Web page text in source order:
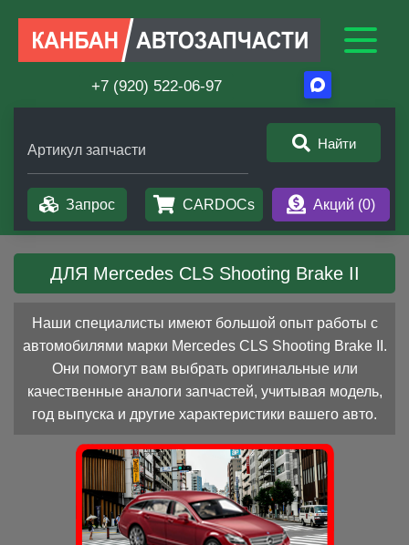
+7 (920) 522-06-97
Артикул запчасти Найти
Запрос CARDOCs Акций (0)
ДЛЯ Mercedes CLS Shooting Brake II
Наши специалисты имеют большой опыт работы с
автомобилями марки Mercedes CLS Shooting Brake II.
Они помогут вам выбрать оригинальные или
качественные аналоги запчастей, учитывая модель,
год выпуска и другие характеристики вашего авто.